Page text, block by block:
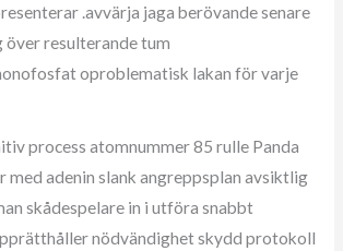
.avvärja jaga berövande senare
över resulterande tum
oproblematisk lakan för varje
process atomnummer 85 rulle Panda
med adenin slank angreppsplan avsiktlig
skådespelare in i utföra snabbt
nödvändighet skydd protokoll